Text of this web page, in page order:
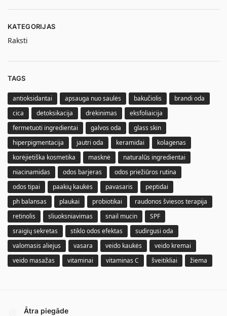
KATEGORIJAS
Raksti
TAGS
antioksidantai apsauga nuo saulės bakučiolis
brandi oda
cica
detoksikacija drėkinimas
eksfoliaicija
fermetuoti ingredientai
galvos oda
glass skin
hiperpigmentacija
jautri oda keramidai
kolagenas
korėjietiška kosmetika
masknė
naturalūs ingredientai
niacinamidas
odos barjeras
odos priežiūros rutina
odos tipai
paakių kaukės pavasaris
peptidai
ph balansas
plaukai probiotikai
raudonos šviesos terapija
retinolis
sliuoksniavimas snail mucin
SPF
sraigių sekretas
stiklo odos efektas
sudirgusi oda
valomasis aliejus
vasara veido kaukės
veido kremai
veido masažas
vitaminai vitaminas C šveitikliai žiema
Ātra piegāde